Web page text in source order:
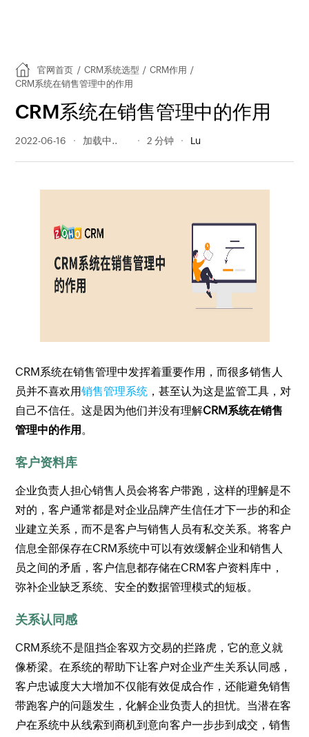
官网首页 / CRM系统选型 / CRM作用 /
CRM系统在销售管理中的作用
CRM系统在销售管理中的作用
2022-06-16 385 阅读量 2 分钟 Lu
CRM系统在销售管理中发挥着重要作用，而很多销售人
员并不喜欢用销售管理系统 ，甚至认为这是监管工具，对
自己不信任。这是因为他们并没有理解CRM系统在销售
管理中的作用 。
客户资料库
企业负责人担心销售人员会将客户带跑，这样的理解是不
对的，客户通常都是对企业品牌产生信任才下一步的和企
业建立关系，而不是客户与销售人员有私交关系。将客户
信息全部保存在CRM系统中可以有效缓解企业和销售人
员之间的矛盾，客户信息都存储在CRM客户资料库中，
弥补企业缺乏系统、安全的数据管理模式的短板。
关系认同感
CRM系统不是阻挡企客双方交易的拦路虎，它的意义就
像桥梁。在系统的帮助下让客户对企业产生关系认同感，
客户忠诚度大大增加不仅能有效促成合作，还能避免销售
带跑客户的问题发生，化解企业负责人的担忧。当潜在客
户在系统中从线索到商机到意向客户一步步到成交，销售